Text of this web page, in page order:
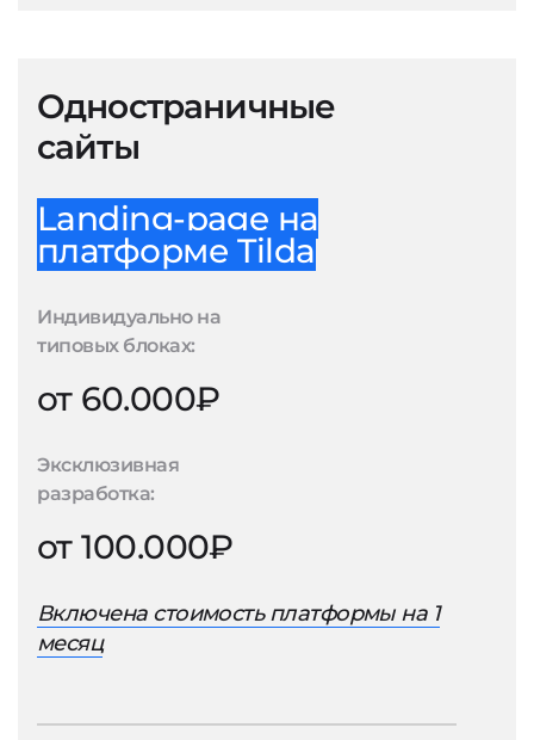
Одностраничные
сайты
Landing-page на
платформе Tilda
Индивидуально на
типовых блоках:
от 60.000₽
Эксклюзивная
разработка:
от 100.000₽
Включена стоимость платформы на 1
месяц